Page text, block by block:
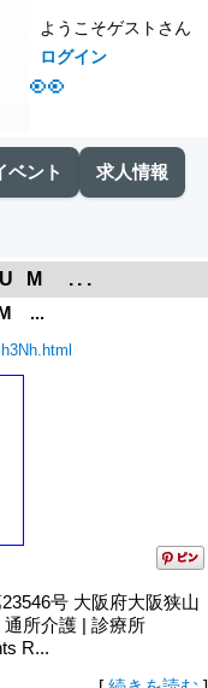
👀
ようこそゲストさん
ログイン
ベント 求人情報
U M ...
M ...
号 大阪府大阪狭山
所介護 | 診療所
R...